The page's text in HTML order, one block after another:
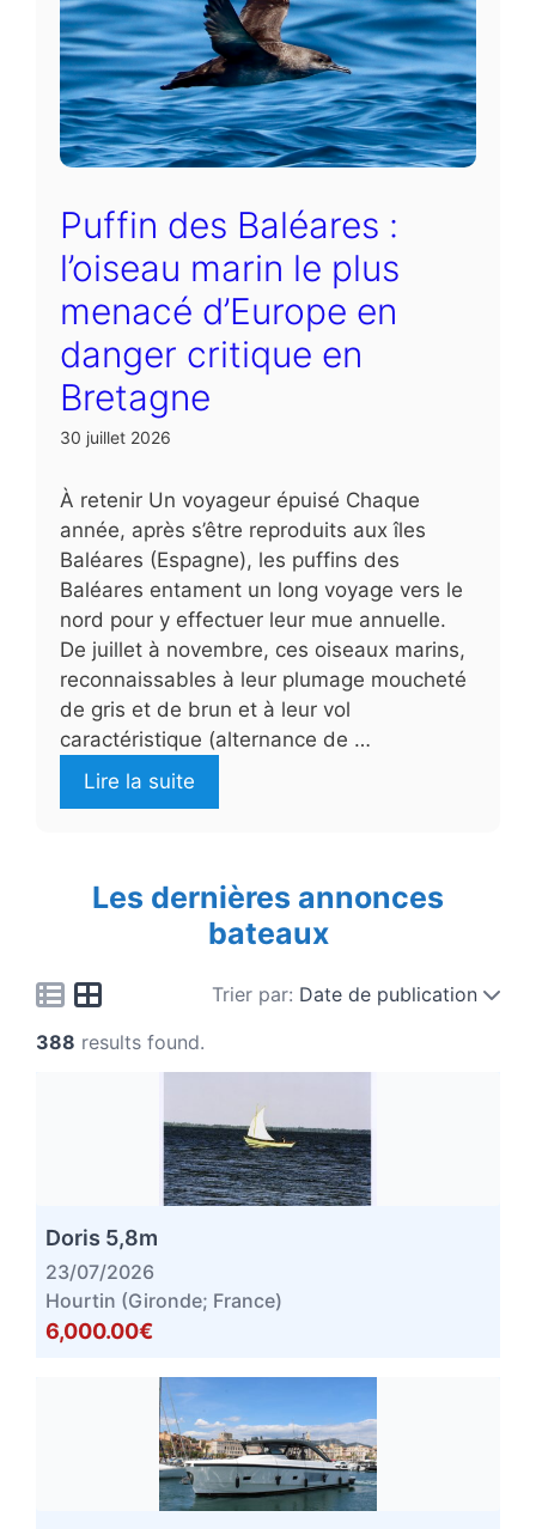
Puffin des Baléares :
l’oiseau marin le plus
menacé d’Europe en
danger critique en
Bretagne
30 juillet 2026
À retenir Un voyageur épuisé Chaque
année, après s’être reproduits aux îles
Baléares (Espagne), les puffins des
Baléares entament un long voyage vers le
nord pour y effectuer leur mue annuelle.
De juillet à novembre, ces oiseaux marins,
reconnaissables à leur plumage moucheté
de gris et de brun et à leur vol
caractéristique (alternance de …
Lire la suite
Les dernières annonces
bateaux
Trier par: Date de publication
388 results found.
Doris 5,8m
23/07/2026
Hourtin (Gironde; France)
6,000.00€